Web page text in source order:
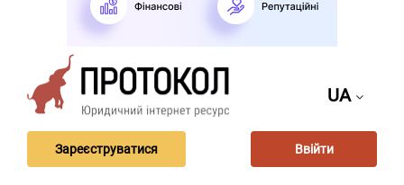
UA
Зареєструватися Ввійти